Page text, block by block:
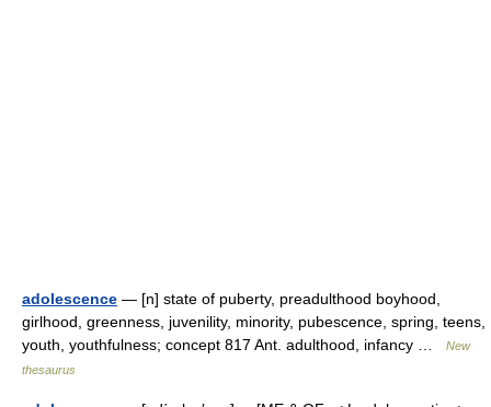
adolescence — [n] state of puberty, preadulthood boyhood,
girlhood, greenness, juvenility, minority, pubescence, spring, teens,
youth, youthfulness; concept 817 Ant. adulthood, infancy …
New
thesaurus